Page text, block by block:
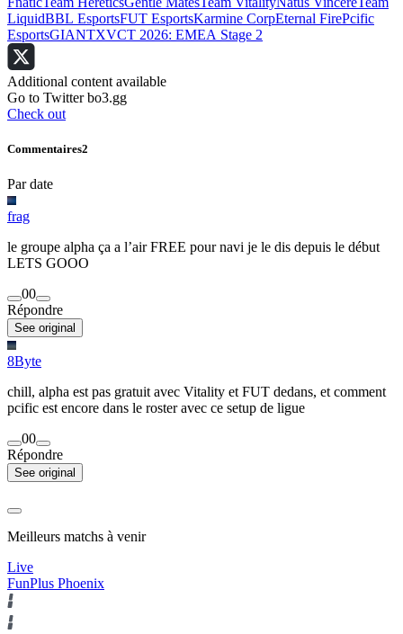
LiquidBBL EsportsFUT EsportsKarmine CorpEternal FirePcific
EsportsGIANTXVCT 2026: EMEA Stage 2
Additional content available
Go to Twitter bo3.gg
Check out
Commentaires2
Par date
frag
le groupe alpha ça a l’air FREE pour navi je le dis depuis le début
LETS GOOO
00
Répondre
See original
8Byte
chill, alpha est pas gratuit avec Vitality et FUT dedans, et comment
pcific est encore dans le roster avec ce setup de ligue
00
Répondre
See original
Meilleurs matchs à venir
Live
FunPlus Phoenix